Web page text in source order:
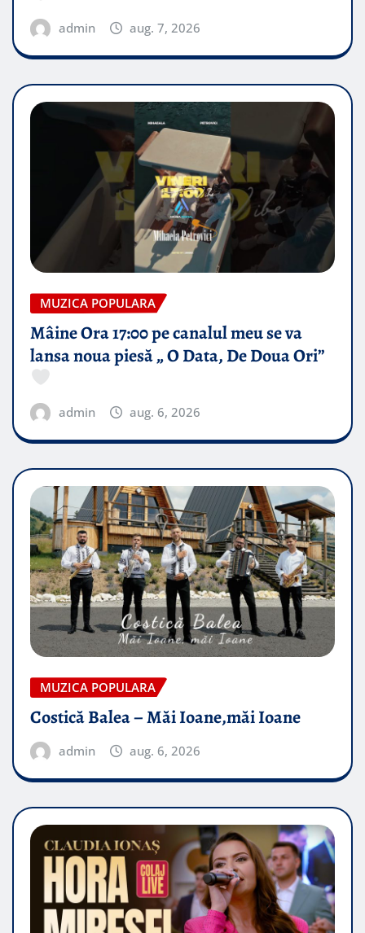
admin aug. 7, 2026
MUZICA POPULARA
Mâine Ora 17:00 pe canalul meu se va
lansa noua piesă „ O Data, De Doua Ori”
admin aug. 6, 2026
MUZICA POPULARA
Costică Balea – Măi Ioane,măi Ioane
admin aug. 6, 2026